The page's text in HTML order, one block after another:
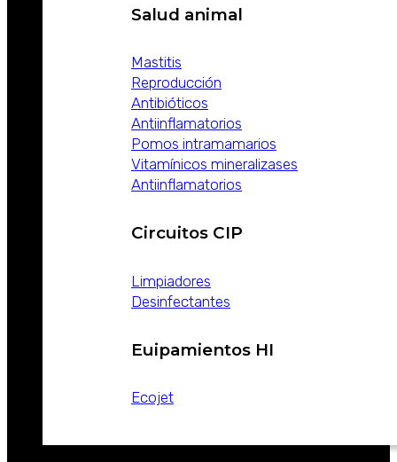
Salud animal
Mastitis
Reproducción
Antibióticos
Antiinflamatorios
Pomos intramamarios
Vitamínicos mineralizases
Antiinflamatorios
Circuitos CIP
Limpiadores
Desinfectantes
Euipamientos HI
Ecojet